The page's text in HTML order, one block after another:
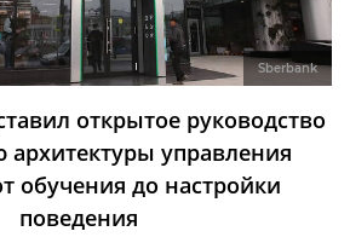
Sberbank
открытое руководство
архитектуры управления
обучения до настройки
поведения